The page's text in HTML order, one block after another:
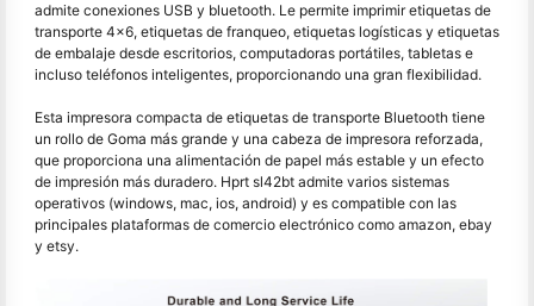
admite conexiones USB y bluetooth. Le permite imprimir etiquetas de
transporte 4x6, etiquetas de franqueo, etiquetas logísticas y etiquetas
de embalaje desde escritorios, computadoras portátiles, tabletas e
incluso teléfonos inteligentes, proporcionando una gran flexibilidad.
Esta impresora compacta de etiquetas de transporte Bluetooth tiene
un rollo de Goma más grande y una cabeza de impresora reforzada,
que proporciona una alimentación de papel más estable y un efecto
de impresión más duradero. Hprt sl42bt admite varios sistemas
operativos (windows, mac, ios, android) y es compatible con las
principales plataformas de comercio electrónico como amazon, ebay
y etsy.